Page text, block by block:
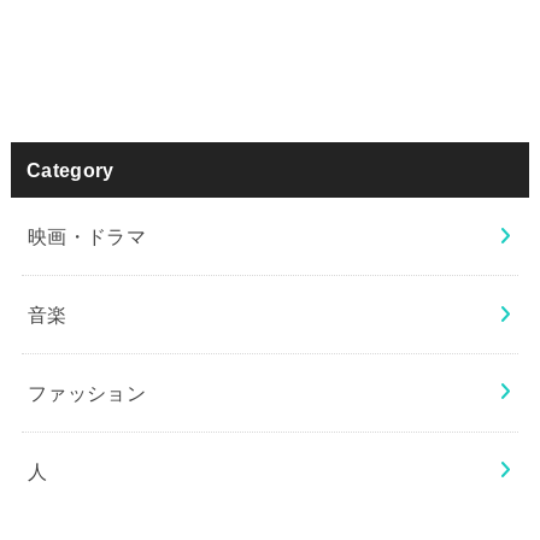
Category
映画・ドラマ
音楽
ファッション
人